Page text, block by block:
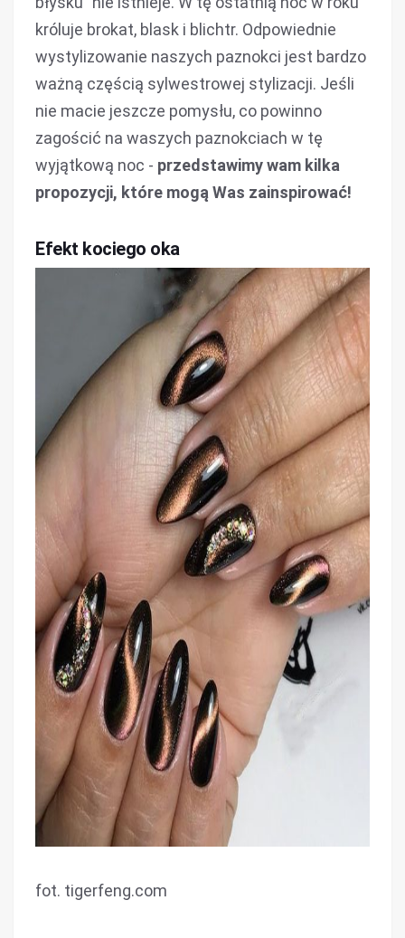
króluje brokat, blask i blichtr. Odpowiednie
wystylizowanie naszych paznokci jest bardzo
ważną częścią sylwestrowej stylizacji. Jeśli
nie macie jeszcze pomysłu, co powinno
zagościć na waszych paznokciach w tę
wyjątkową noc - przedstawimy wam kilka
propozycji, które mogą Was zainspirować!
Efekt kociego oka
fot. tigerfeng.com